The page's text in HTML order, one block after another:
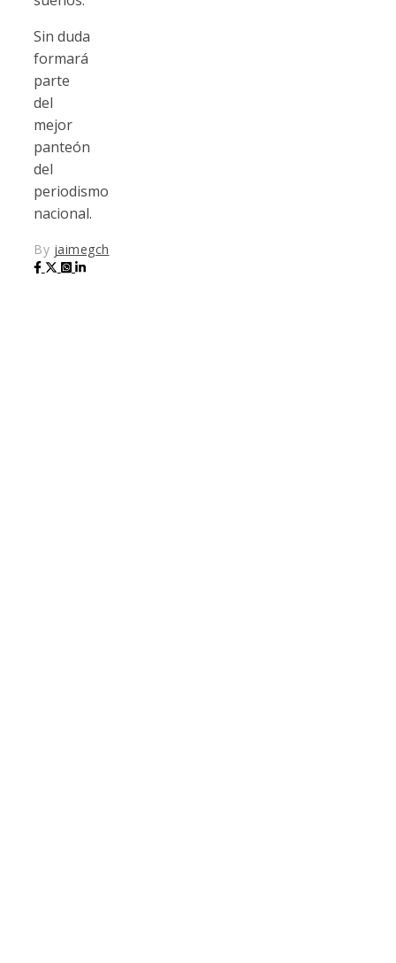
Sin duda
formará
parte
del
mejor
panteón
del
periodismo
nacional.
By jaimegch